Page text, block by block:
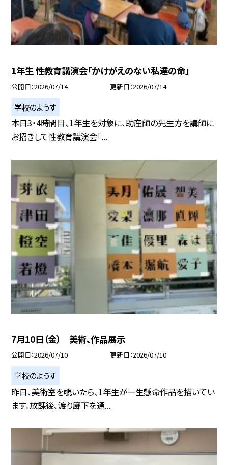
1年生 性教育講演会「かけがえのない私達の命」
公開日 2026/07/14 更新日 2026/07/14
学校のようす
本日3・4時間目、1年生を対象に、助産師の先生方を講師に
お招きして性教育講演会「...
7月10日（金） 美術、作品展示
公開日 2026/07/10 更新日 2026/07/10
学校のようす
昨日、美術室を覗いたら、1年生が一生懸命作品を描いてい
ます。放課後、渡り廊下を通...